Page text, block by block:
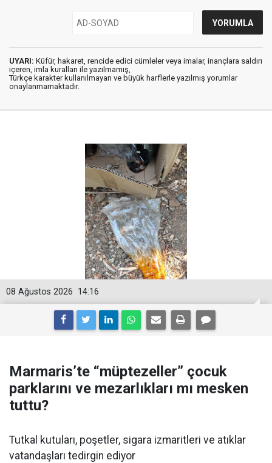
UYARI: Küfür, hakaret, rencide edici cümleler veya imalar, inançlara saldırı
içeren, imla kuralları ile yazılmamış,
Türkçe karakter kullanılmayan ve büyük harflerle yazılmış yorumlar
onaylanmamaktadır.
14:16
08 Ağustos 2026
Marmaris’te “müptezeller” çocuk
parklarını ve mezarlıkları mı mesken
tuttu?
Tutkal kutuları, poşetler, sigara izmaritleri ve atıklar
vatandaşları tedirgin ediyor